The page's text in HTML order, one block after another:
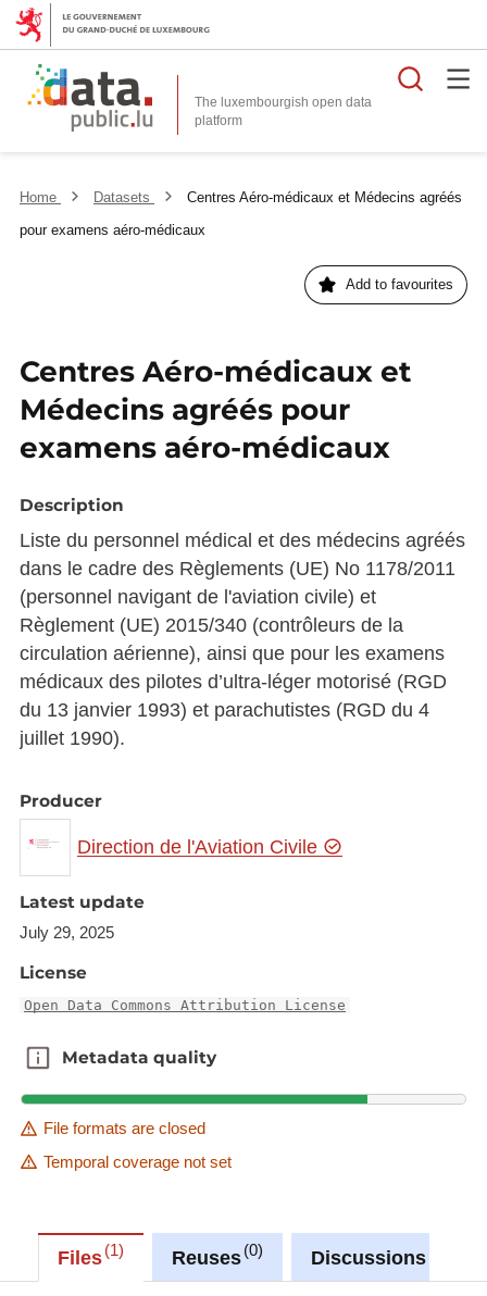
The luxembourgish open data
platform
Home Datasets
Centres Aéro-médicaux et Médecins agréés
pour examens aéro-médicaux
Add to favourites
Centres Aéro-médicaux et
Médecins agréés pour
examens aéro-médicaux
Description
Liste du personnel médical et des médecins agréés
dans le cadre des Règlements (UE) No 1178/2011
(personnel navigant de l'aviation civile) et
Règlement (UE) 2015/340 (contrôleurs de la
circulation aérienne), ainsi que pour les examens
médicaux des pilotes d’ultra-léger motorisé (RGD
du 13 janvier 1993) et parachutistes (RGD du 4
juillet 1990).
Producer
Direction de l'Aviation Civile
Latest update
July 29, 2025
License
Open Data Commons Attribution License
Metadata quality
Metadata quality
File formats are closed
Temporal coverage not set
Files 1 Reuses 0 Discussions